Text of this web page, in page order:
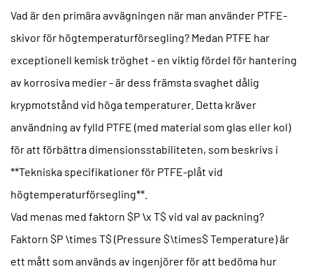
Vad är den primära avvägningen när man använder PTFE-
skivor för högtemperaturförsegling? Medan PTFE har
exceptionell kemisk tröghet - en viktig fördel för hantering
av korrosiva medier - är dess främsta svaghet dålig
krypmotstånd vid höga temperaturer. Detta kräver
användning av fylld PTFE (med material som glas eller kol)
för att förbättra dimensionsstabiliteten, som beskrivs i
**Tekniska specifikationer för PTFE-plåt vid
högtemperaturförsegling**.
Vad menas med faktorn $P \x T$ vid val av packning?
Faktorn $P \times T$ (Pressure $\times$ Temperature) är
ett mått som används av ingenjörer för att bedöma hur